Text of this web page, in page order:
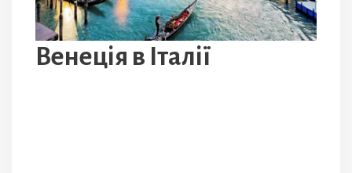
Венеція в Італії